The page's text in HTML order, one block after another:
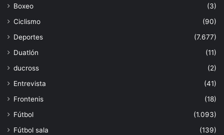
Boxeo
(3)
Ciclismo
(90)
Deportes
(7.677)
Duatlón
(11)
ducross
(2)
Entrevista
(41)
Frontenis
(18)
Fútbol
(1.093)
Fútbol sala
(139)